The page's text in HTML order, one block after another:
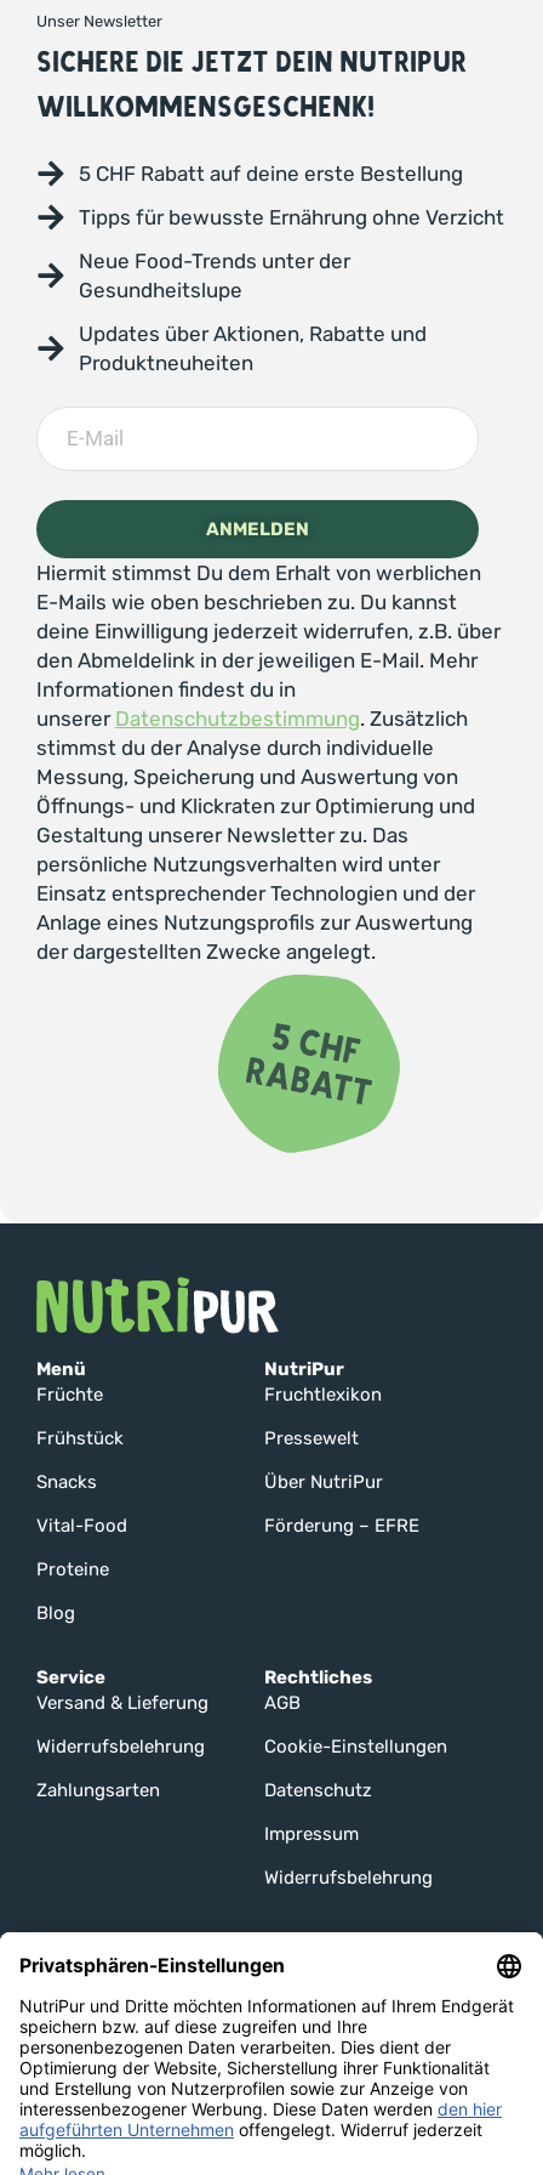
Unser Newsletter
SICHERE DIE JETZT DEIN NUTRIPUR
WILLKOMMENSGESCHENK!
5 CHF Rabatt auf deine erste Bestellung
Tipps für bewusste Ernährung ohne Verzicht
Neue Food-Trends unter der
Gesundheitslupe
Updates über Aktionen, Rabatte und
Produktneuheiten
Hiermit stimmst Du dem Erhalt von werblichen
E-Mails wie oben beschrieben zu. Du kannst
deine Einwilligung jederzeit widerrufen, z.B. über
den Abmeldelink in der jeweiligen E-Mail. Mehr
Informationen findest du in
unserer Datenschutzbestimmung. Zusätzlich
stimmst du der Analyse durch individuelle
Messung, Speicherung und Auswertung von
Öffnungs- und Klickraten zur Optimierung und
Gestaltung unserer Newsletter zu. Das
persönliche Nutzungsverhalten wird unter
Einsatz entsprechender Technologien und der
Anlage eines Nutzungsprofils zur Auswertung
der dargestellten Zwecke angelegt.
Menü
Früchte
Frühstück
Snacks
Vital-Food
Proteine
Blog
NutriPur
Fruchtlexikon
Pressewelt
Über NutriPur
Förderung – EFRE
Service
Versand & Lieferung
Widerrufsbelehrung
Zahlungsarten
Rechtliches
AGB
Cookie-Einstellungen
Datenschutz
Impressum
Widerrufsbelehrung
Unsere Channels
Versandarten